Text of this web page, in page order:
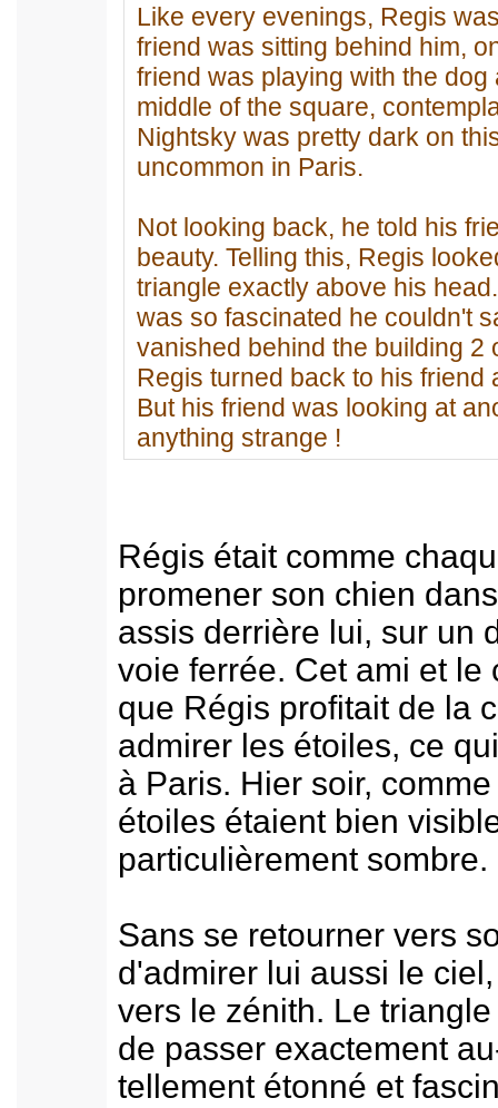
Like every evenings, Regis
friend was sitting behind him,
friend was playing with the
middle of the square,
Nightsky was pretty dark on
uncommon in Paris.
Not looking back, he told his
beauty. Telling this, Regis
triangle exactly above his
was so fascinated he couldn't
vanished behind the building 2
Regis turned back to his friend
But his friend was looking at
anything strange !
Régis était comme
promener son chien
assis derrière lui, sur un
voie ferrée. Cet ami et
que Régis profitait de la
admirer les étoiles, ce
à Paris. Hier soir,
étoiles étaient bien
particulièrement sombre.
Sans se retourner vers
d'admirer lui aussi le
vers le zénith. Le
de passer exactement
tellement étonné et